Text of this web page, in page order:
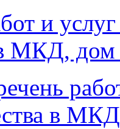
и
МКД, дом
в